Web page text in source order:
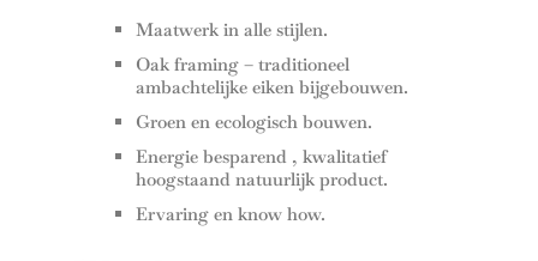
Maatwerk in alle stijlen.
Oak framing – traditioneel
ambachtelijke eiken bijgebouwen.
Groen en ecologisch bouwen.
Energie besparend , kwalitatief
hoogstaand natuurlijk product.
Ervaring en know how.